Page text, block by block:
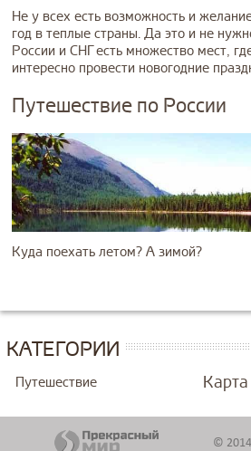
Не у всех есть возможность и
год в теплые страны. Да это и не
России и СНГ есть множество мест,
интересно провести новогодние
Путешествие по России
Куда поехать летом? А зимой?
КАТЕГОРИИ
Путешествие Карта
©